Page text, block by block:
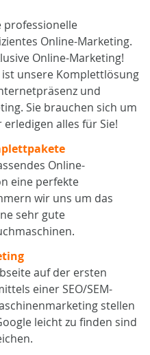
professionelle
Online-Marketing.
Online-Marketing!
ist unsere Komplettlösung
und
Sie brauchen sich um
alles für Sie!
Online-
eine perfekte
wir uns um das
sehr gute
auf der ersten
einer SEO/SEM-
stellen
leicht zu finden sind